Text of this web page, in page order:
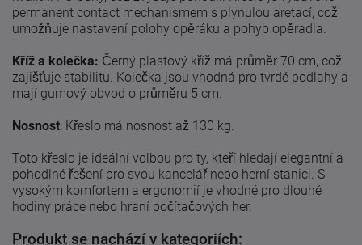
permanent contact mechanismem s plynulou aretací, což
umožňuje nastavení polohy opěráku a pohyb opěradla.
Kříž a kolečka: Černý plastový kříž má průměr 70 cm, což
zajišťuje stabilitu. Kolečka jsou vhodná pro tvrdé podlahy a
mají gumový obvod o průměru 5 cm.
Nosnost: Křeslo má nosnost až 130 kg.
Toto křeslo je ideální volbou pro ty, kteří hledají elegantní a
pohodlné řešení pro svou kancelář nebo herní stanici. S
vysokým komfortem a ergonomií je vhodné pro dlouhé
hodiny práce nebo hraní počítačových her.
Produkt se nachází v kategoriích: